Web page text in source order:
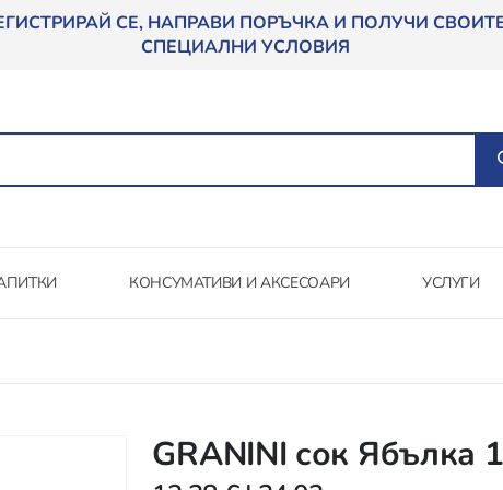
СЕ, НАПРАВИ ПОРЪЧКА И ПОЛУЧИ
СПЕЦИАЛНИ УСЛОВИЯ
КОНСУМАТИВИ И АКСЕСОАРИ УСЛУГИ
GRANINI сок Ябълка